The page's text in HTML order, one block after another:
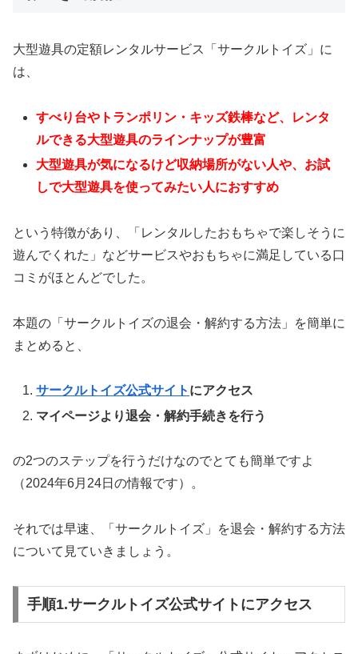
大型遊具の定額レンタルサービス「サークルトイズ」に
は、
すべり台やトランポリン・キッズ鉄棒など、レンタ
ルできる大型遊具のラインナップが豊富
大型遊具が気になるけど収納場所がない人や、お試
しで大型遊具を使ってみたい人におすすめ
という特徴があり、「レンタルしたおもちゃで楽しそうに
遊んでくれた」などサービスやおもちゃに満足している口
コミがほとんどでした。
本題の「サークルトイズの退会・解約する方法」を簡単に
まとめると、
サークルトイズ公式サイト にアクセス
マイページより退会・解約手続きを行う
の2つのステップを行うだけなのでとても簡単ですよ
（2024年6月24日の情報です）。
それでは早速、「サークルトイズ」を退会・解約する方法
について見ていきましょう。
手順1.サークルトイズ公式サイトにアクセス